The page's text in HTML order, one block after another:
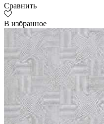
Сравнить
В избранное